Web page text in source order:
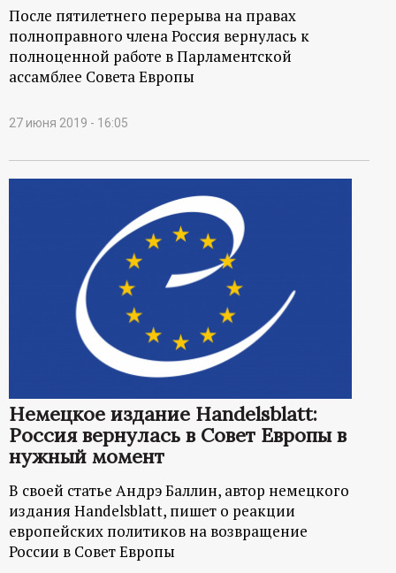
После пятилетнего перерыва на правах
полноправного члена Россия вернулась к
полноценной работе в Парламентской
ассамблее Совета Европы
27 июня 2019 - 16:05
Немецкое издание Handelsblatt:
Россия вернулась в Совет Европы в
нужный момент
В своей статье Андрэ Баллин, автор немецкого
издания Handelsblatt, пишет о реакции
европейских политиков на возвращение
России в Совет Европы